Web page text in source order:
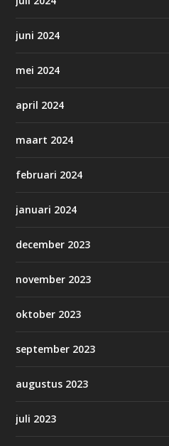
juni 2024
mei 2024
april 2024
maart 2024
februari 2024
januari 2024
december 2023
november 2023
oktober 2023
september 2023
augustus 2023
juli 2023